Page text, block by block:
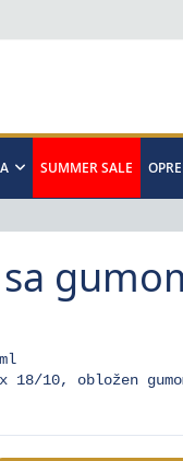
SUMMER SALE
10, obložen